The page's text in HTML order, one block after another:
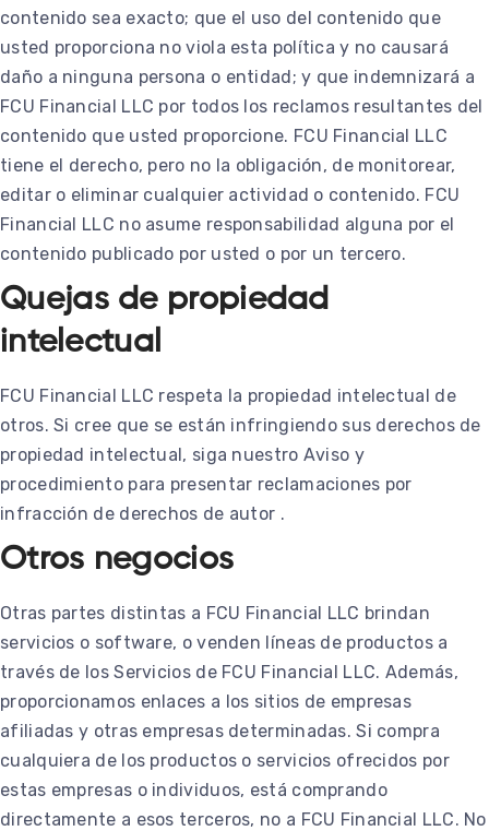
contenido sea exacto; que el uso del contenido que
usted proporciona no viola esta política y no causará
daño a ninguna persona o entidad; y que indemnizará a
FCU Financial LLC por todos los reclamos resultantes del
contenido que usted proporcione. FCU Financial LLC
tiene el derecho, pero no la obligación, de monitorear,
editar o eliminar cualquier actividad o contenido. FCU
Financial LLC no asume responsabilidad alguna por el
contenido publicado por usted o por un tercero.
Quejas de propiedad
intelectual
FCU Financial LLC respeta la propiedad intelectual de
otros. Si cree que se están infringiendo sus derechos de
propiedad intelectual, siga nuestro Aviso y
procedimiento para presentar reclamaciones por
infracción de derechos de autor .
Otros negocios
Otras partes distintas a FCU Financial LLC brindan
servicios o software, o venden líneas de productos a
través de los Servicios de FCU Financial LLC. Además,
proporcionamos enlaces a los sitios de empresas
afiliadas y otras empresas determinadas. Si compra
cualquiera de los productos o servicios ofrecidos por
estas empresas o individuos, está comprando
directamente a esos terceros, no a FCU Financial LLC. No